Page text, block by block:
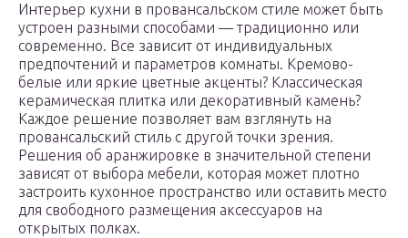
Интерьер кухни в провансальском стиле может быть
устроен разными способами — традиционно или
современно. Все зависит от индивидуальных
предпочтений и параметров комнаты. Кремово-
белые или яркие цветные акценты? Классическая
керамическая плитка или декоративный камень?
Каждое решение позволяет вам взглянуть на
провансальский стиль с другой точки зрения.
Решения об аранжировке в значительной степени
зависят от выбора мебели, которая может плотно
застроить кухонное пространство или оставить место
для свободного размещения аксессуаров на
открытых полках.